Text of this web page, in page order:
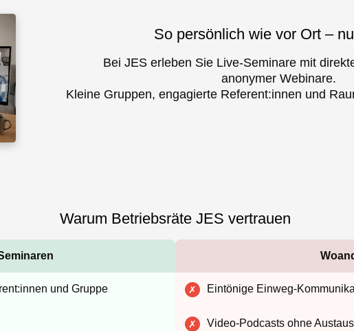
So persönlich wie vor Ort –
Bei JES erleben Sie Live-Seminare mit
anonymer Webinare.
Kleine Gruppen, engagierte Referent:innen und
Warum Betriebsräte JES vertrauen
und Gruppe ✗ Eintönige Einweg-
✗ Video-Podcasts ohne